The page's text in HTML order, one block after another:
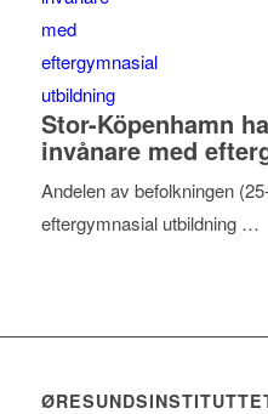
Stor-Köpenhamn
invånare med
Andelen av befolkningen
eftergymnasial utbildning …